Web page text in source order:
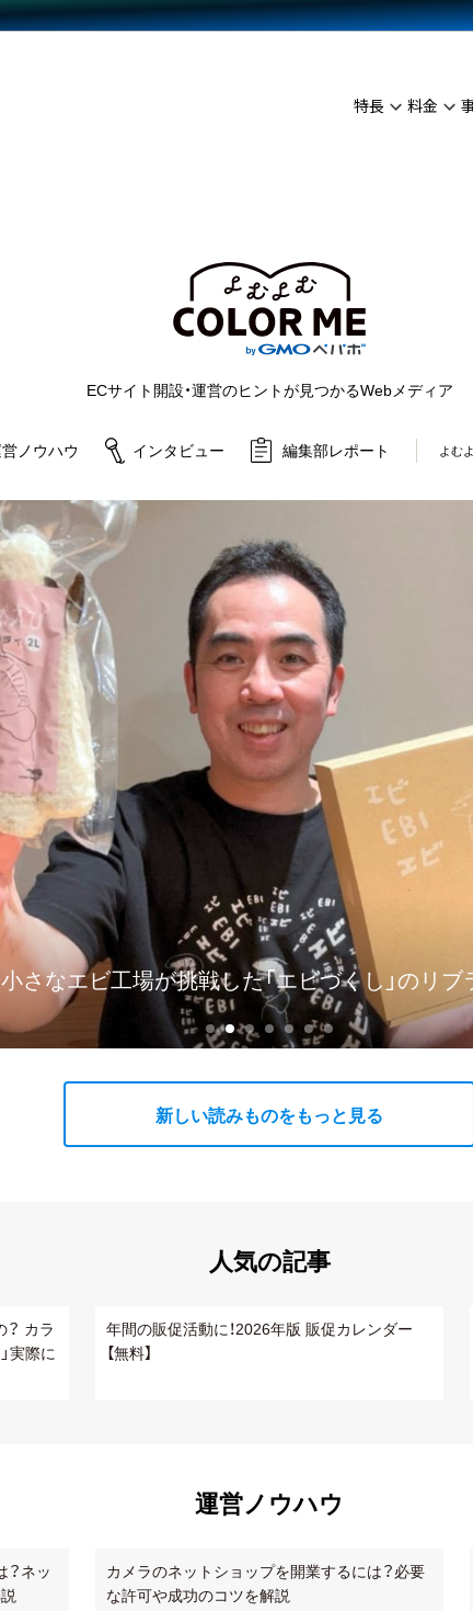
特長 料金
料金シミュレーション
ECサイト開設・運営のヒントが見つかるWebメディア
ノウハウ インタビュー 編集部レポート よむ
さなエビ工場が挑戦した「エビづくし」のリ
新しい読みものをもっと見る
人気の記事
？ カラ
実際に
年間の販促活動に！2026年版 販促カレンダー
【無料】
運営ノウハウ
？ネッ
カメラのネットショップを開業するには？必要
な許可や成功のコツを解説